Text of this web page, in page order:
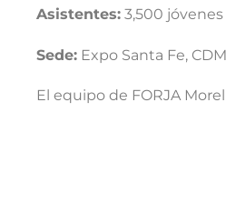
Asistentes: 3,500 jóvenes
Sede: Expo Santa Fe,
El equipo de FORJA